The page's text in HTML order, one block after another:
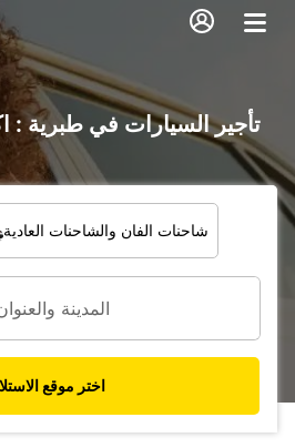
تأجير السيارات في طبرية :
شاحنات الفان والشاحنات العادية
اختر موقع